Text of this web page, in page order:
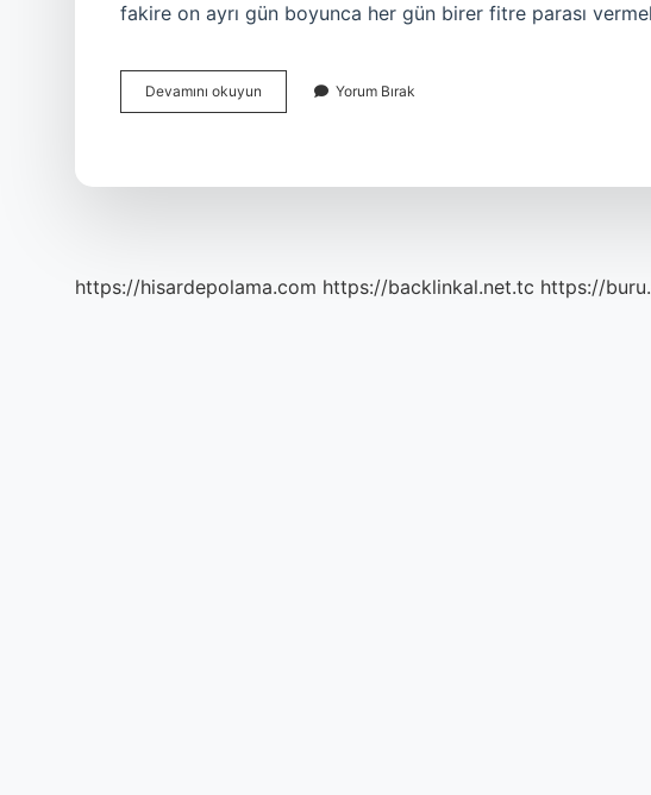
fakire on ayrı gün boyunca her gün birer fitre parası
Devamını okuyun
Yemin
Yorum Bırak
https://hisardepolama.com https://backlinkal.net.tc https://